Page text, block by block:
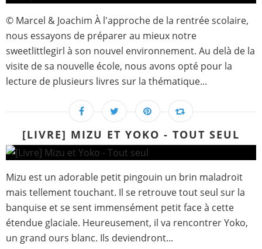
© Marcel & Joachim À l'approche de la rentrée scolaire,
nous essayons de préparer au mieux notre
sweetlittlegirl à son nouvel environnement. Au delà de la
visite de sa nouvelle école, nous avons opté pour la
lecture de plusieurs livres sur la thématique...
[LIVRE] MIZU ET YOKO - TOUT SEUL
Mizu est un adorable petit pingouin un brin maladroit
mais tellement touchant. Il se retrouve tout seul sur la
banquise et se sent immensément petit face à cette
étendue glaciale. Heureusement, il va rencontrer Yoko,
un grand ours blanc. Ils deviendront...